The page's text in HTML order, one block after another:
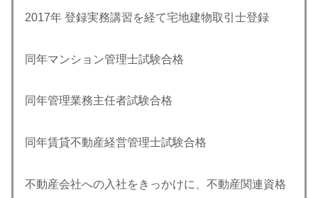
2017年 登録実務講習を経て宅地建物取引士登録
同年マンション管理士試験合格
同年管理業務主任者試験合格
同年賃貸不動産経営管理士試験合格
不動産会社への入社をきっかけに、不動産関連資格